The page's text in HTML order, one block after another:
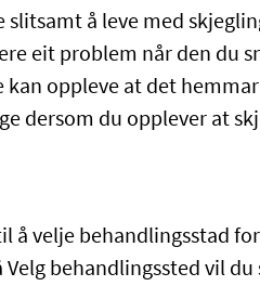
slitsamt å leve med
eit problem når den du
kan oppleve at det
dersom du opplever at
å velje behandlingsstad
Velg behandlingssted vil